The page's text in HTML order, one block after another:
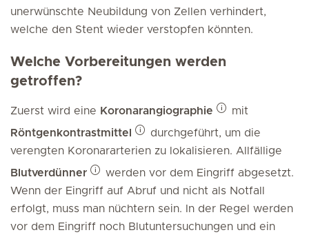
unerwünschte Neubildung von Zellen verhindert,
welche den Stent wieder verstopfen könnten.
Welche Vorbereitungen werden
getroffen?
Zuerst wird eine Koronarangiographie
mit
Röntgenkontrastmittel
durchgeführt, um die
verengten Koronararterien zu lokalisieren. Allfällige
Blutverdünner
werden vor dem Eingriff abgesetzt.
Wenn der Eingriff auf Abruf und nicht als Notfall
erfolgt, muss man nüchtern sein. In der Regel werden
vor dem Eingriff noch Blutuntersuchungen und ein